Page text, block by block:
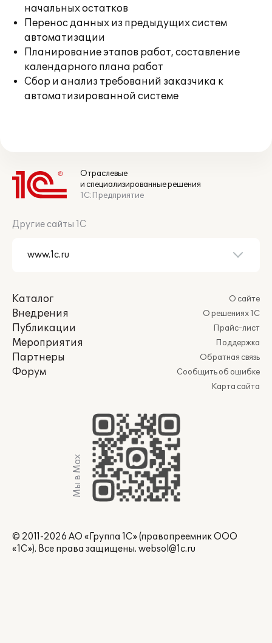
начальных остатков
Перенос данных из предыдущих систем
автоматизации
Планирование этапов работ, составление
календарного плана работ
Сбор и анализ требований заказчика к
автоматизированной системе
Отраслевые
и специализированные решения
1С:Предприятие
Другие сайты 1С
Каталог
Внедрения
Публикации
Мероприятия
Партнеры
Форум
О сайте
О решениях 1С
Прайс-лист
Поддержка
Обратная связь
Сообщить об ошибке
Карта сайта
Мы в Max
© 2011-2026 АО «Группа 1С» (правопреемник ООО
«1С»). Все права защищены. websol@1c.ru